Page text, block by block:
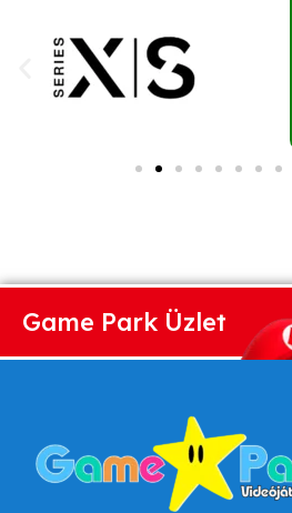
Game Park Üzlet